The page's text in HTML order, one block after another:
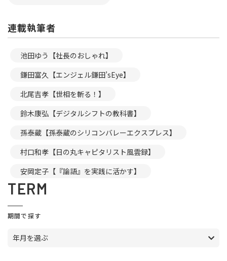
連載執筆者
池田ゆう【社長のおしゃれ】
鎌田富久【エンジェル鎌田’sEye】
北尾吉孝【世相を斬る！】
鈴木康弘【デジタルシフトの教科書】
孫泰蔵【孫泰蔵のシリコンバレーエクスプレス】
村口和孝【日の丸キャピタリスト風雲録】
安岡定子【『論語』を実践に活かす】
TERM
期間で探す
年月を選ぶ